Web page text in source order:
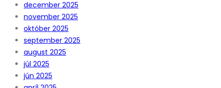
december 2025
november 2025
október 2025
september 2025
august 2025
júl 2025
jún 2025